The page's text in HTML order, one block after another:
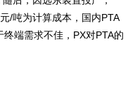
/吨为计算成本，国内PTA
端需求不佳，PX对PTA的